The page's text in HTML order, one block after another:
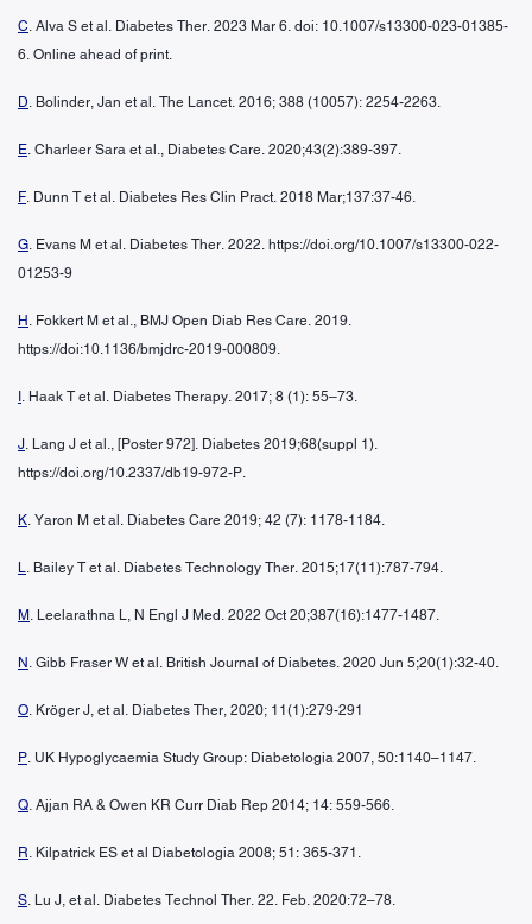
C. Alva S et al. Diabetes Ther. 2023 Mar 6. doi: 10.1007/s13300-023-01385-
6. Online ahead of print.
D. Bolinder, Jan et al. The Lancet. 2016; 388 (10057): 2254-2263.
E. Charleer Sara et al., Diabetes Care. 2020;43(2):389-397.
F. Dunn T et al. Diabetes Res Clin Pract. 2018 Mar;137:37-46.
G. Evans M et al. Diabetes Ther. 2022. https://doi.org/10.1007/s13300-022-
01253-9
H . Fokkert M et al., BMJ Open Diab Res Care. 2019.
https://doi:10.1136/bmjdrc-2019-000809.
. Haak T et al. Diabetes Therapy. 2017; 8 (1): 55–73.
J. Lang J et al., [Poster 972]. Diabetes 2019;68(suppl 1).
https://doi.org/10.2337/db19-972-P.
K. Yaron M et al. Diabetes Care 2019; 42 (7): 1178-1184.
L. Bailey T et al. Diabetes Technology Ther. 2015;17(11):787-794.
M . Leelarathna L, N Engl J Med. 2022 Oct 20;387(16):1477-1487.
N . Gibb Fraser W et al. British Journal of Diabetes. 2020 Jun 5;20(1):32-40.
O. Kröger J, et al. Diabetes Ther, 2020; 11(1):279-291
P. UK Hypoglycaemia Study Group: Diabetologia 2007, 50:1140–1147.
Q. Ajjan RA & Owen KR Curr Diab Rep 2014; 14: 559-566.
R. Kilpatrick ES et al Diabetologia 2008; 51: 365-371.
S. Lu J, et al. Diabetes Technol Ther. 22. Feb. 2020:72–78.